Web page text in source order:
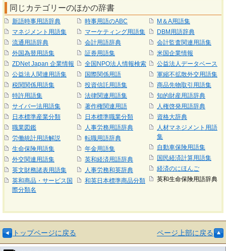
同じカテゴリーのほかの辞書
新語時事用語辞典
マネジメント用語集
流通用語辞典
外国為替用語集
ZDNet Japan 企業情報
公益法人関連用語集
税関関係用語集
特許用語集
サイバー法用語集
日本標準産業分類
職業図鑑
労働統計用語解説
生命保険用語集
外交関連用語集
英文財務諸表用語集
英和商品・サービス国
際分類名
時事用語のABC
マーケティング用語集
会計用語辞典
証券用語集
全国NPO法人情報検索
国際関係用語
投資信託用語集
法律関連用語集
著作権関連用語
日本標準職業分類
人事労務用語辞典
転職用語辞典
年金用語集
英和経済用語辞典
人事労務和英辞典
和英日本標準商品分類
M＆A用語集
DBM用語辞典
会計監査関連用語集
米国企業情報
公益法人データベース
軍縮不拡散外交用語集
商品先物取引用語集
知的財産用語辞典
人権啓発用語辞典
資格大辞典
人材マネジメント用語
集
自動車保険用語集
国民経済計算用語集
経済のにほんご
英和生命保険用語辞典
トップページに戻る ページ上部に戻る